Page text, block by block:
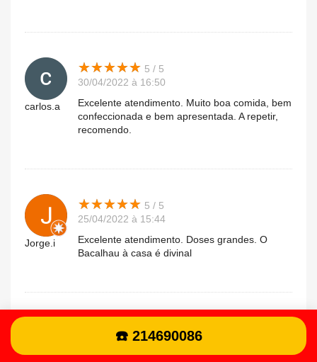
carlos.a
★★★★★
★★★★★ 5 / 5
30/04/2022 à 16:50
Excelente atendimento. Muito boa comida, bem
confeccionada e bem apresentada. A repetir,
recomendo.
Jorge.i
★★★★★
★★★★★ 5 / 5
25/04/2022 à 15:44
Excelente atendimento. Doses grandes. O
Bacalhau à casa é divinal
★ ★
★ ★ 4 / 5
17/04/2022 à 20:38
☎️ 214690086